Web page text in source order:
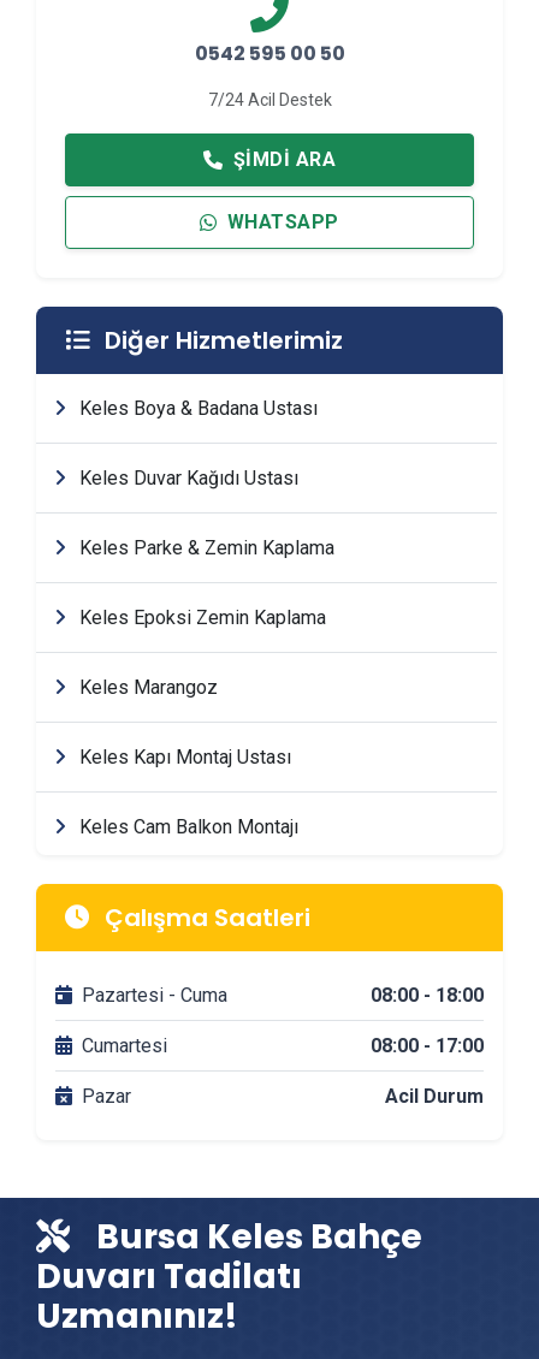
0542 595 00 50
7/24 Acil Destek
ŞIMDI ARA
WHATSAPP
Diğer Hizmetlerimiz
Keles Boya & Badana Ustası
Keles Duvar Kağıdı Ustası
Keles Parke & Zemin Kaplama
Keles Epoksi Zemin Kaplama
Keles Marangoz
Keles Kapı Montaj Ustası
Keles Cam Balkon Montajı
Keles Banyo Tadilatı
Keles DuşaKabin Montajı
Keles Vinç Kiralama
Keles Mutfak Tadilatı
Çalışma Saatleri
Pazartesi - Cuma 08:00 - 18:00
Cumartesi 08:00 - 17:00
Pazar Acil Durum
Bursa Keles Bahçe
Duvarı Tadilatı
Uzmanınız!